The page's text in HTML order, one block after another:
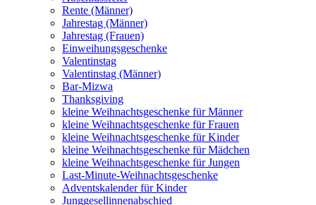
Rente (Männer)
Jahrestag (Männer)
Jahrestag (Frauen)
Einweihungsgeschenke
Valentinstag
Valentinstag (Männer)
Bar-Mizwa
Thanksgiving
kleine Weihnachtsgeschenke für Männer
kleine Weihnachtsgeschenke für Frauen
kleine Weihnachtsgeschenke für Kinder
kleine Weihnachtsgeschenke für Mädchen
kleine Weihnachtsgeschenke für Jungen
Last-Minute-Weihnachtsgeschenke
Adventskalender für Kinder
Junggesellinnenabschied